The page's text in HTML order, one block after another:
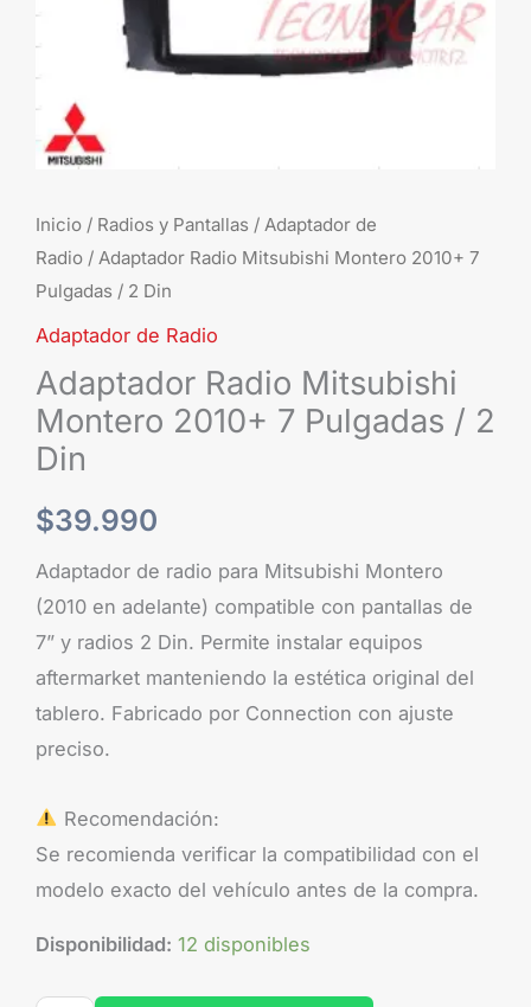
Inicio / Radios y Pantallas / Adaptador de
Radio / Adaptador Radio Mitsubishi Montero 2010+ 7
Pulgadas / 2 Din
Adaptador de Radio
Adaptador Radio Mitsubishi
Montero 2010+ 7 Pulgadas / 2
Din
$39.990
Adaptador de radio para Mitsubishi Montero
(2010 en adelante) compatible con pantallas de
7” y radios 2 Din. Permite instalar equipos
aftermarket manteniendo la estética original del
tablero. Fabricado por Connection con ajuste
preciso.
Recomendación:
Se recomienda verificar la compatibilidad con el
modelo exacto del vehículo antes de la compra.
Disponibilidad: 12 disponibles
cantidad